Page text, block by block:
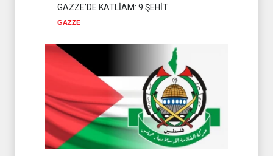
GAZZE’DE KATLİAM: 9 ŞEHİT
GAZZE